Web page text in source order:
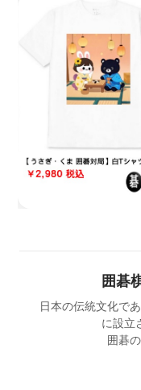
囲碁
日本の伝統文化で
に設立
囲碁